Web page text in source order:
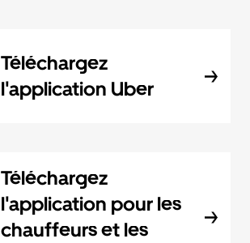
Téléchargez
l'application Uber
Téléchargez
l'application pour les
chauffeurs et les